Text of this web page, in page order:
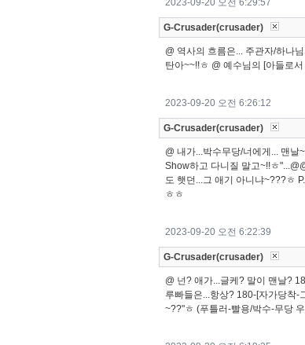
2023-09-20 오전 6:29:57
G-Crusader(crusader)
@ 역사의 흐름은... 주관자/하나
탄아~~!!ㅎ @ 예수님의 [아들로
2023-09-20 오전 6:26:12
G-Crusader(crusader)
@ 내가...박수무당/너에게... 맨
Show하고 다니질 말고~!!ㅎ
도 햇던...그 애기 아니냐~???ㅎ
ㅎㅎ
2023-09-20 오전 6:22:39
G-Crusader(crusader)
@ 넌? 애가...글케? 말이 맨날?
루빠들은...항상? 180-[자가당착-
~??"ㅎ (푸틀러-빨용/박수-무당